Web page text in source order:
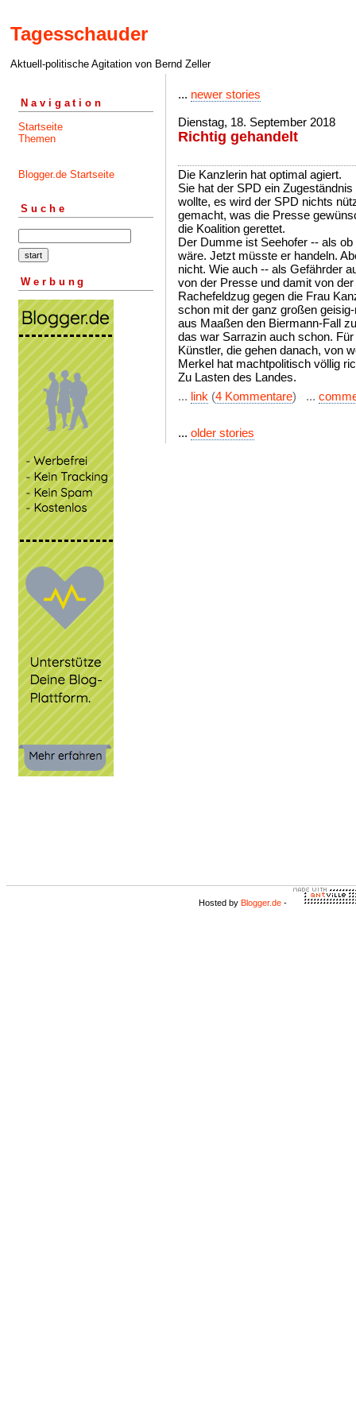
Tagesschauder
Aktuell-politische Agitation von Bernd Zeller
Navigation
Startseite
Themen
Blogger.de Startseite
Suche
Werbung
... newer stories
Dienstag, 18. September 2018
Richtig gehandelt
Die Kanzlerin hat optimal agiert.
Sie hat der SPD ein
wollte, es wird der SPD nichts
gemacht, was die Presse
die Koalition gerettet.
Der Dumme ist Seehofer -- als
wäre. Jetzt müsste er handeln.
nicht. Wie auch -- als Gefährder
von der Presse und damit von
Rachefeldzug gegen die Frau
schon mit der ganz großen
aus Maaßen den Biermann-Fall
das war Sarrazin auch schon.
Künstler, die gehen danach, von
Merkel hat machtpolitisch völlig
Zu Lasten des Landes.
... link (4 Kommentare) ...
... older stories
Hosted by Blogger.de -